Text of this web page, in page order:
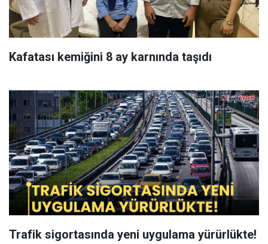
Kafatası kemiğini 8 ay karnında taşıdı
Trafik sigortasında yeni uygulama yürürlükte!